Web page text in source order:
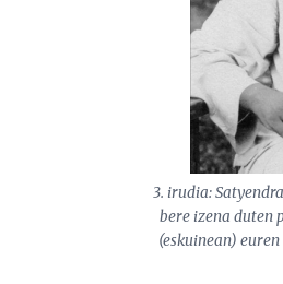
3. irudia:
bere izena duten
(eskuinean)